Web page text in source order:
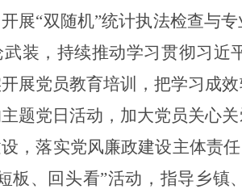
展“双随机”统计执法检查与
武装，持续推动学习贯彻习近
展党员教育培训，把学习成
题党日活动，加大党员关心
，落实党风廉政建设主体责
板、回头看”活动，指导乡镇